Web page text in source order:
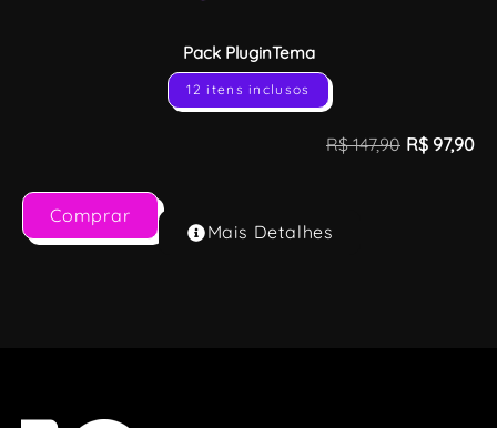
Pack PluginTema
12 itens inclusos
R$147,90 R$ 97,90
Comprar
Mais Detalhes